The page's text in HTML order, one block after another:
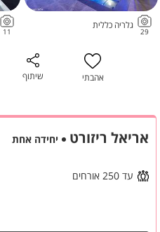
29
גלריה כללית
11
אהבתי שיתוף
אריאל ריזורט יחידה אחת
עד 250 אורחים